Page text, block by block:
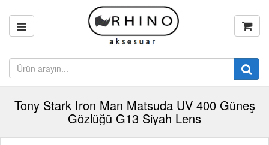
Tony Stark Iron Man Matsuda UV 400 Güneş
Gözlüğü G13 Siyah Lens